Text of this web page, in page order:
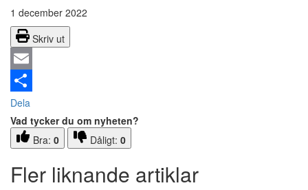
1 december 2022
Skriv ut
Email
Dela
Vad tycker du om nyheten?
Bra: 0 Dåligt: 0
Fler liknande artiklar